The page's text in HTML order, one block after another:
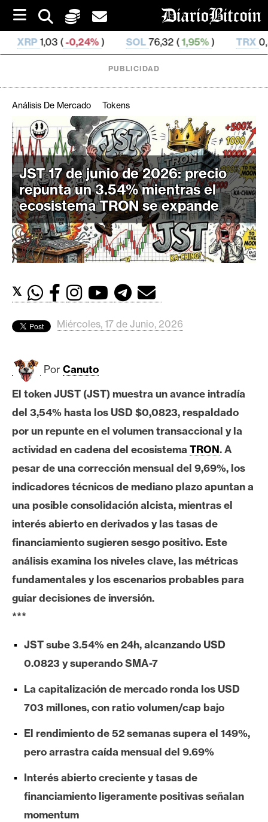
i
t
o
) SOL76,32 (1,95%) TRX 0,329 537 ( 0,6%)
C
r
i
p
t
o
M
e
r
d
s
B
t
c
o
i
n
E
e
r
e
u
I
A
A
á
l
s
i
s
PUBLICIDAD
Análisis De Mercado Tokens
JST 17 de junio de 2026: precio
repunta un 3.54% mientras el
ecosistema TRON se expande
𝕏
Miércoles, 17 de Junio, 2026
Por Canuto
El token JUST (JST) muestra un avance intradía
del 3,54% hasta los USD $0,0823, respaldado
por un repunte en el volumen transaccional y la
actividad en cadena del ecosistema TRON. A
pesar de una corrección mensual del 9,69%, los
indicadores técnicos de mediano plazo apuntan a
una posible consolidación alcista, mientras el
interés abierto en derivados y las tasas de
financiamiento sugieren sesgo positivo. Este
análisis examina los niveles clave, las métricas
fundamentales y los escenarios probables para
guiar decisiones de inversión.
***
JST sube 3.54% en 24h, alcanzando USD
0.0823 y superando SMA-7
La capitalización de mercado ronda los USD
703 millones, con ratio volumen/cap bajo
El rendimiento de 52 semanas supera el 149%,
pero arrastra caída mensual del 9.69%
Interés abierto creciente y tasas de
financiamiento ligeramente positivas señalan
momentum